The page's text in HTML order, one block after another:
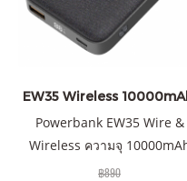
EW35 Wireless
Powerbank EW35 Wire &
Wireless ความจุ
QC 3.0 | PD 20W พาวเวอร์
฿890